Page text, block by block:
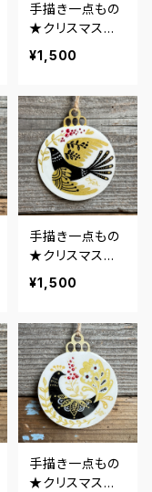
手描き一点もの
★クリスマスオ
ーナメント★グ
レートデン・ワイ
¥1,500
手描き一点もの
★クリスマスオ
ーナメント★小
鳥2
¥1,500
手描き一点もの
★クリスマスオ